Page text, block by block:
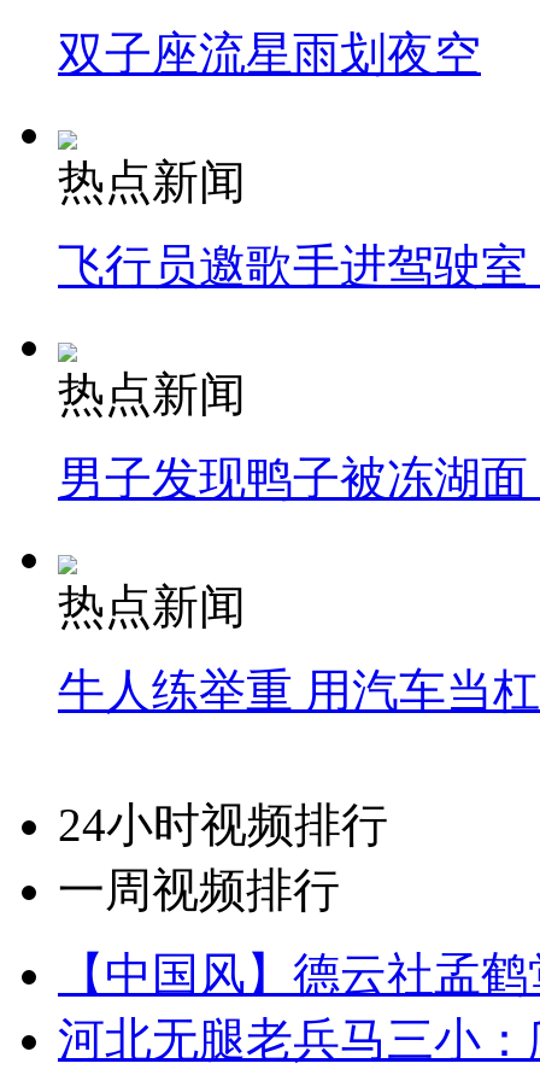
双子座流星雨划夜空
热点新闻
飞行员邀歌手进驾驶
热点新闻
男子发现鸭子被冻湖
热点新闻
牛人练举重 用汽车当
24小时视频排行
一周视频排行
【中国风】德云社孟
河北无腿老兵马三小